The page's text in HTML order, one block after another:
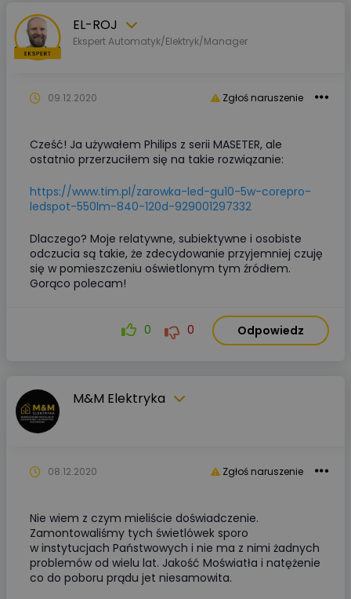
EL-ROJ
Ekspert Automatyk/Elektryk/Manager
Zgłoś naruszenie
09.12.2020
Cześć! Ja używałem Philips z serii MASETER, ale
ostatnio przerzuciłem się na takie rozwiązanie:
https://www.tim.pl/zarowka-led-gu10-5w-corepro-
ledspot-550lm-840-120d-929001297332
Dlaczego? Moje relatywne, subiektywne i osobiste
odczucia są takie, że zdecydowanie przyjemniej czuję
się w pomieszczeniu oświetlonym tym źródłem.
Gorąco polecam!
0 0 Odpowiedz
M&M Elektryka
Zgłoś naruszenie
08.12.2020
Nie wiem z czym mieliście doświadczenie.
Zamontowaliśmy tych świetlówek sporo
w instytucjach Państwowych i nie ma z nimi żadnych
problemów od wielu lat. Jakość Moświatła i natężenie
co do poboru prądu jet niesamowita.